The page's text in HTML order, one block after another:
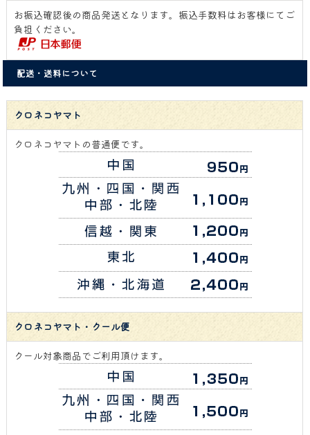
お振込確認後の商品発送となります。振込手数料はお客様にてご
負担ください。
配送・送料について
クロネコヤマト
クロネコヤマトの普通便です。
クロネコヤマト・クール便
クール対象商品でご利用頂けます。